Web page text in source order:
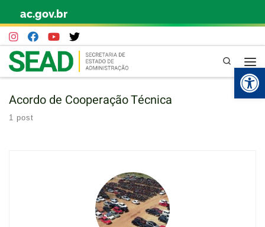
Skip to content
ac.gov.br
Pesquisa
Acordo de Cooperação Técnica
1 post